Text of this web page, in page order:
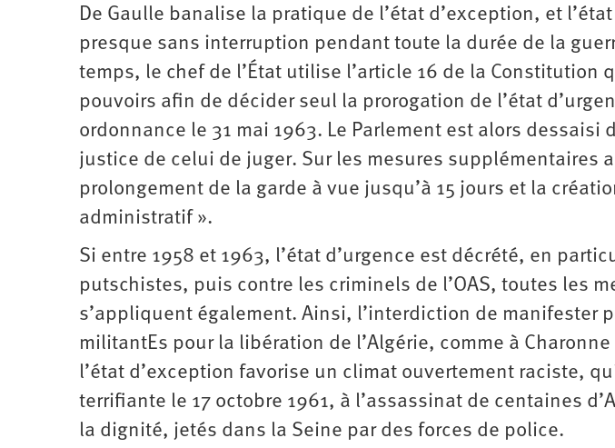
De Gaulle banalise la pratique de l’état d’exception, et
presque sans interruption pendant toute la durée de la
temps, le chef de l’État utilise l’article 16 de la Constitution
pouvoirs afin de décider seul la prorogation de l’état
ordonnance le 31 mai 1963. Le Parlement est alors dessaisi
justice de celui de juger. Sur les mesures supplémentaires
prolongement de la garde à vue jusqu’à 15 jours et la
administratif ».
Si entre 1958 et 1963, l’état d’urgence est décrété, en
putschistes, puis contre les criminels de l’OAS, toutes les
s’appliquent également. Ainsi, l’interdiction de manifester
militantEs pour la libération de l’Algérie, comme à
l’état d’exception favorise un climat ouvertement raciste,
terrifiante le 17 octobre 1961, à l’assassinat de centaines
la dignité, jetés dans la Seine par des forces de police.